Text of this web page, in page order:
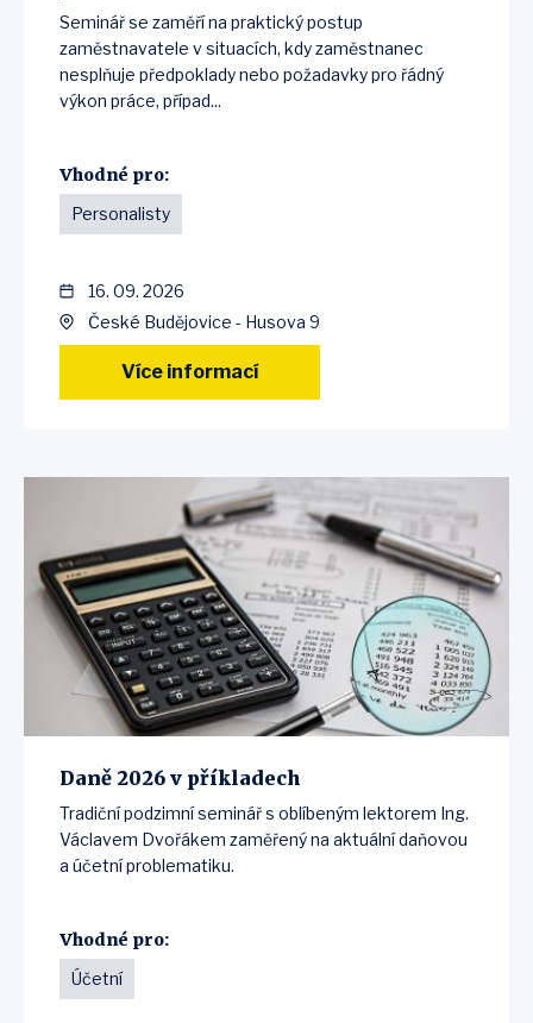
Seminář se zaměří na praktický postup
zaměstnavatele v situacích, kdy zaměstnanec
nesplňuje předpoklady nebo požadavky pro řádný
výkon práce, případ...
Vhodné pro:
Personalisty
16. 09. 2026
České Budějovice - Husova 9
Více informací
Daně 2026 v příkladech
Tradiční podzimní seminář s oblíbeným lektorem Ing.
Václavem Dvořákem zaměřený na aktuální daňovou
a účetní problematiku.
Vhodné pro:
Účetní